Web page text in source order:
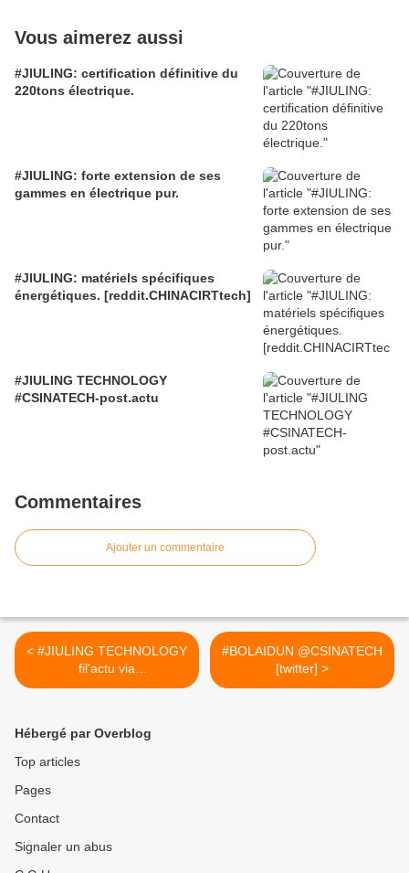
Vous aimerez aussi
#JIULING: certification définitive du
220tons électrique.
#JIULING: forte extension de ses
gammes en électrique pur.
#JIULING: matériels spécifiques
énergétiques. [reddit.CHINACIRTtech]
#JIULING TECHNOLOGY
#CSINATECH-post.actu
Commentaires
Ajouter un commentaire
< #JIULING TECHNOLOGY
fil'actu via
CSINATECH4.02025
#BOLAIDUN @CSINATECH
[twitter] >
Hébergé par Overblog
Top articles
Pages
Contact
Signaler un abus